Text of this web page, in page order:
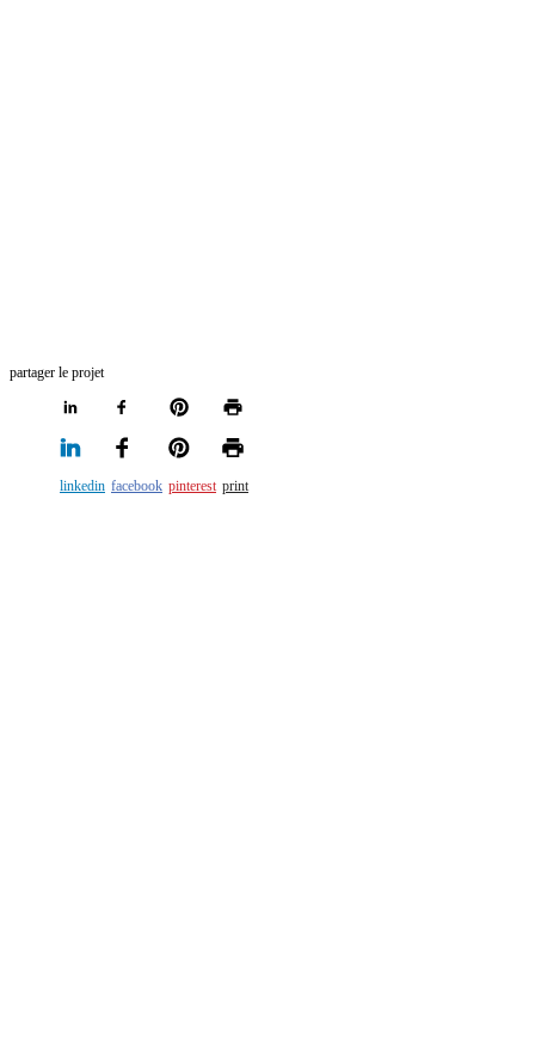
partager le projet
linkedin facebook pinterest print